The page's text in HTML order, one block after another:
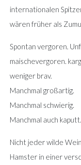
internationalen
wären früher als
Spontan vergoren.
maischevergoren.
weniger brav.
Manchmal großartig.
Manchmal schwierig.
Manchmal auch kaputt.
Nicht jeder wilde
Hamster in einer